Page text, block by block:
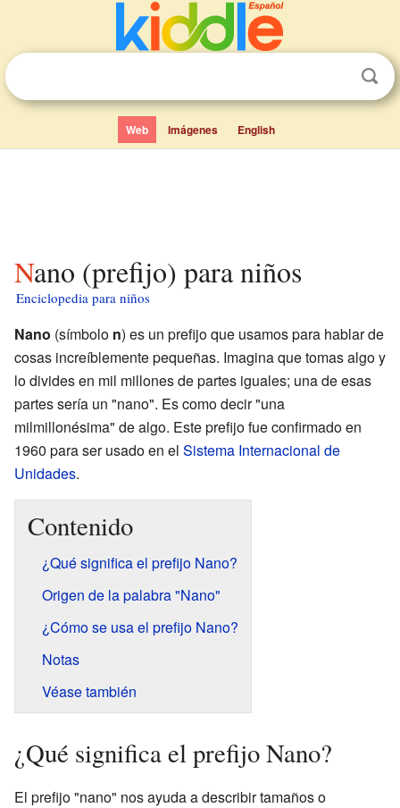
Web Imágenes English
Nano (prefijo) para niños
Enciclopedia para niños
Nano (símbolo n) es un prefijo que usamos para hablar de
cosas increíblemente pequeñas. Imagina que tomas algo y
lo divides en mil millones de partes iguales; una de esas
partes sería un "nano". Es como decir "una
milmillonésima" de algo. Este prefijo fue confirmado en
1960 para ser usado en el Sistema Internacional de
Unidades.
Contenido
¿Qué significa el prefijo Nano?
Origen de la palabra "Nano"
¿Cómo se usa el prefijo Nano?
Notas
Véase también
¿Qué significa el prefijo Nano?
El prefijo "nano" nos ayuda a describir tamaños o